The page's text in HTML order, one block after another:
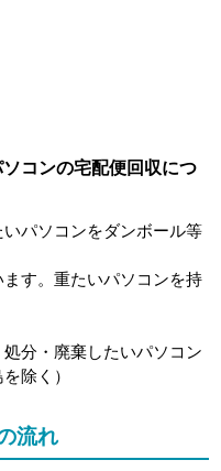
ソコンの宅配便回収につ
いパソコンをダンボール等
す。重たいパソコンを持
分・廃棄したいパソコン
除く）
流れ